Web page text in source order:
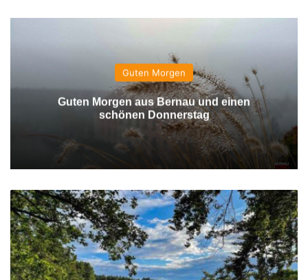
Guten Morgen
Guten Morgen aus Bernau und einen
schönen Donnerstag